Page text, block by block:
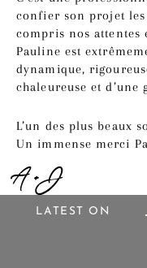
confier son projet
compris nos attentes
Pauline est
dynamique,
chaleureuse et d’une
L’un des plus beaux
Un immense merci
A + J
LATEST ON